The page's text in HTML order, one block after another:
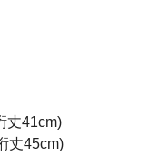
丈41cm)
丈45cm)